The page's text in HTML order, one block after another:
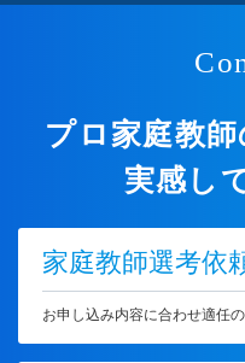
プロ家庭教
実感し
家庭教師選考依
お申し込み内容に合わせ適任